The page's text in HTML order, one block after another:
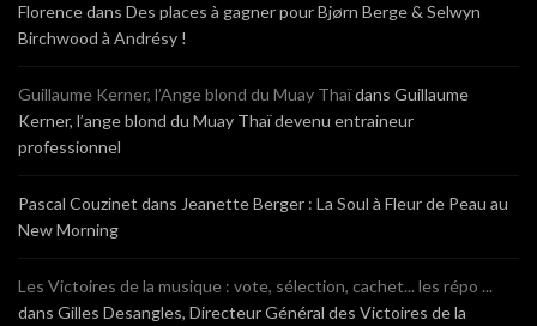
Florencedans Des places à gagner pour Bjørn Berge & Selwyn
Birchwood à Andrésy !
Guillaume Kerner, l’Ange blond du Muay Thaïdans Guillaume
Kerner, l’ange blond du Muay Thaï devenu entraineur
professionnel
Pascal Couzinet dans Jeanette Berger : La Soul à Fleur de Peau au
New Morning
Les Victoires de la musique : vote, sélection, cachet... les répo ...
dans Gilles Desangles, Directeur Général des Victoires de la